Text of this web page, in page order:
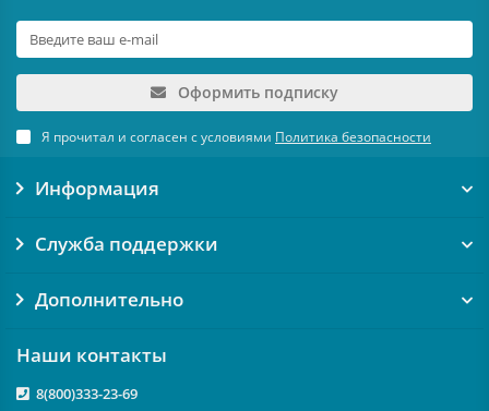
Оформить подписку
Я прочитал и согласен с условиями Политика безопасности
Информация
Служба поддержки
Дополнительно
Наши контакты
8(800)333-23-69